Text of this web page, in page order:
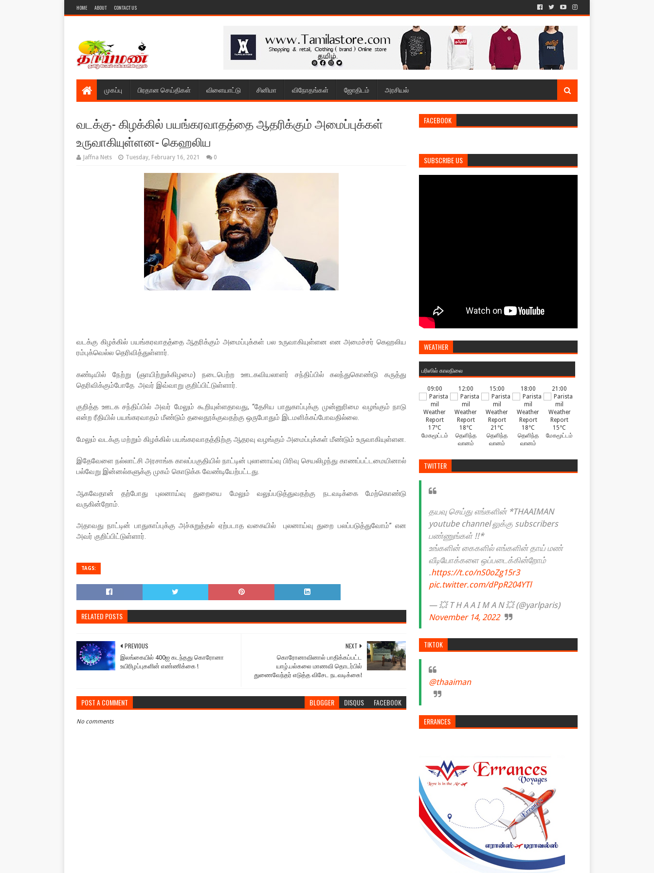
HOME ABOUT CONTACT US
முகப்பு பிரதான செய்திகள் விளையாட்டு சினிமா விநோதங்கள் ஜோதிடம் அரசியல்
வடக்கு- கிழக்கில் பயங்கரவாதத்தை ஆதரிக்கும் அமைப்புக்கள்
உருவாகியுள்ளன- கெஹலிய
Jaffna Nets Tuesday, February 16, 2021 0
வடக்கு கிழக்கில் பயங்கரவாதத்தை ஆதரிக்கும் அமைப்புக்கள் பல உருவாகியுள்ளன என அமைச்சர் கெஹலிய
ரம்புக்வெல்ல தெரிவித்துள்ளார்.
கண்டியில் நேற்று (ஞாயிற்றுக்கிழமை) நடைபெற்ற ஊடகவியலாளர் சந்திப்பில் கலந்துகொண்டு கருத்து
தெரிவிக்கும்போதே அவர் இவ்வாறு குறிப்பிட்டுள்ளார்.
குறித்த ஊடக சந்திப்பில் அவர் மேலும் கூறியுள்ளதாவது, “தேசிய பாதுகாப்புக்கு முன்னுரிமை வழங்கும் நாடு
என்ற ரீதியில் பயங்கரவாதம் மீண்டும் தலைதூக்குவதற்கு ஒருபோதும் இடமளிக்கப்போவதில்லை.
மேலும் வடக்கு மற்றும் கிழக்கில் பயங்கரவாதத்திற்கு ஆதரவு வழங்கும் அமைப்புக்கள் மீண்டும் உருவாகியுள்ளன.
இதேவேளை நல்லாட்சி அரசாங்க காலப்பகுதியில் நாட்டின் புலானாய்வு பிரிவு செயலிழந்து காணப்பட்டமையினால்
பல்வேறு இன்னல்களுக்கு முகம் கொடுக்க வேண்டியேற்பட்டது.
ஆகவேதான் தற்போது புலனாய்வு துறையை மேலும் வலுப்படுத்துவதற்கு நடவடிக்கை மேற்கொண்டு
வருகின்றோம்.
அதாவது நாட்டின் பாதுகாப்புக்கு அச்சுறுத்தல் ஏற்படாத வகையில் புலனாய்வு துறை பலப்படுத்துவோம்” என
அவர் குறிப்பிட்டுள்ளார்.
TAGS:
RELATED POSTS
NEXT
கொரோனாவினால் பாதிக்கப்பட்ட
யாழ்.பல்கலை மாணவி தொடர்பில்
துணைவேந்தர் எடுத்த விசேட நடவடிக்கை!
PREVIOUS
இலங்கையில் 400ஐ கடந்தது கொரோனா
உயிரிழப்புகளின் எண்ணிக்கை !
POST A COMMENT BLOGGER DISQUS FACEBOOK
No comments
FACEBOOK
SUBSCRIBE US
WEATHER
பரிஸில் காலநிலை
09:00
17°C
மேகமூட்டம்
12:00
18°C
தெளிந்த
வானம்
15:00
21°C
தெளிந்த
வானம்
18:00
18°C
தெளிந்த
வானம்
21:00
15°C
மேகமூட்டம்
TWITTER
தயவு செய்து எங்களின் *THAAIMAN
youtube channel லுக்கு subscribers
பண்ணுங்கள் !!*
உங்களின் கைகளில் எங்களின் தாய் மண்
வீடியோக்களை ஒப்படைக்கின்றோம்
.https://t.co/nS0oZg15r3
pic.twitter.com/dPpR204YTl
— 💥 T H A A I M A N 💥 (@yarlparis)
November 14, 2022
TIKTOK
@thaaiman
ERRANCES